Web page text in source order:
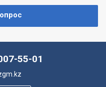
55-01